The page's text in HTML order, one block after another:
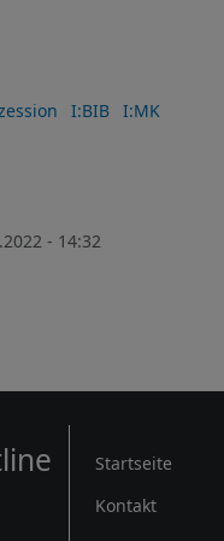
I:BIB I:MK
- 14:32
Rechtliches
Startseite
Kontakt